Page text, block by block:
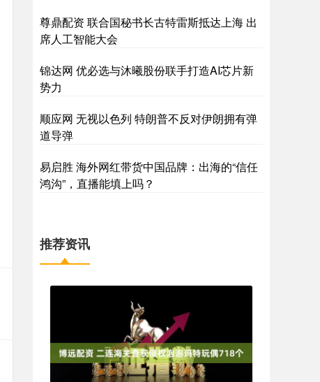
尊鼎配资 联合国秘书长古特雷斯抵达上海 出
席人工智能大会
锦达网 优必选与沐曦股份联手打造AI芯片新
势力
顺应网 无视以色列 特朗普不反对伊朗拥有弹
道导弹
易启胜 海外网红带货中国品牌：出海的“信任
鸿沟”，直播能填上吗？
推荐资讯